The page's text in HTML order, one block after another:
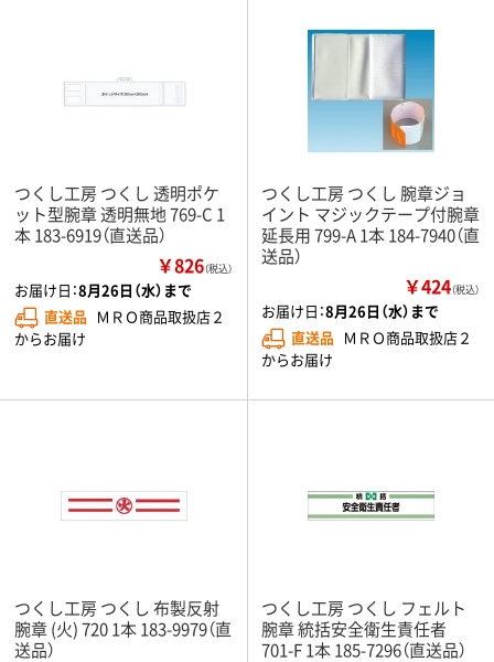
つくし工房 つくし 透明ポケ
ット型腕章 透明無地 769-C 1
本 183-6919（直送品）
￥826（税込）
お届け日：8月26日（水）まで
直送品 ＭＲＯ商品取扱店２
からお届け
つくし工房 つくし 腕章ジョ
イント マジックテープ付腕章
延長用 799-A 1本 184-7940（直
送品）
￥424（税込）
お届け日：8月26日（水）まで
直送品 ＭＲＯ商品取扱店２
からお届け
つくし工房 つくし 布製反射
腕章 (火) 720 1本 183-9979（直
送品）
つくし工房 つくし フェルト
腕章 統括安全衛生責任者
701-F 1本 185-7296（直送品）